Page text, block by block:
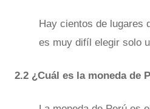
Hay cientos de lugares
es muy difíl elegir solo
2.2 ¿Cuál es la moneda de